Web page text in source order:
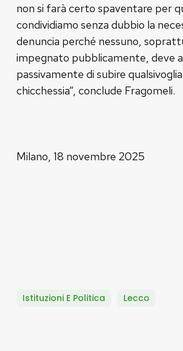
non si farà certo spaventare per
condividiamo senza dubbio la
denuncia perché nessuno,
impegnato pubblicamente, deve
passivamente di subire
chicchessia”, conclude Fragomeli.
Milano, 18 novembre 2025
Istituzioni E Politica Lecco